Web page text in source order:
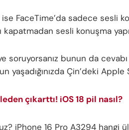
FaceTime’da sadece sesli
kapatmadan sesli konuşma
soruyorsanız bunun da cevabı
yaşadığınızda Çin’deki
çıkarttı! iOS 18 pil nasıl?
iPhone 16 Pro A3294 hangi